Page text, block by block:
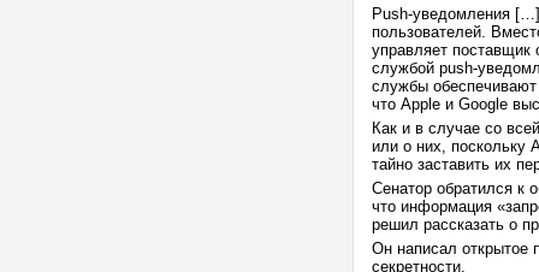
Push-уведомления
пользователей.
управляет поставщик
службой push-
службы
что Apple и Google
Как и в случае со
или о них, поскольку
тайно заставить их
Сенатор обратился к
что информация
решил рассказать о
Он написал открытое
секретности.